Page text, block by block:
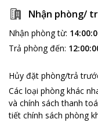
Nhận phòng/
Nhận phòng từ:
Trả phòng đến:
Hủy đặt phòng/trả
Các loại phòng khác
và chính sách thanh
tiết chính sách phòng